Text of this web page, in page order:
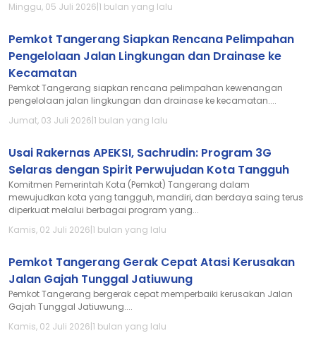
Minggu, 05 Juli 2026|1 bulan yang lalu
Pemkot Tangerang Siapkan Rencana Pelimpahan
Pengelolaan Jalan Lingkungan dan Drainase ke
Kecamatan
Pemkot Tangerang siapkan rencana pelimpahan kewenangan
pengelolaan jalan lingkungan dan drainase ke kecamatan....
Jumat, 03 Juli 2026|1 bulan yang lalu
Usai Rakernas APEKSI, Sachrudin: Program 3G
Selaras dengan Spirit Perwujudan Kota Tangguh
Komitmen Pemerintah Kota (Pemkot) Tangerang dalam
mewujudkan kota yang tangguh, mandiri, dan berdaya saing terus
diperkuat melalui berbagai program yang...
Kamis, 02 Juli 2026|1 bulan yang lalu
Pemkot Tangerang Gerak Cepat Atasi Kerusakan
Jalan Gajah Tunggal Jatiuwung
Pemkot Tangerang bergerak cepat memperbaiki kerusakan Jalan
Gajah Tunggal Jatiuwung....
Kamis, 02 Juli 2026|1 bulan yang lalu